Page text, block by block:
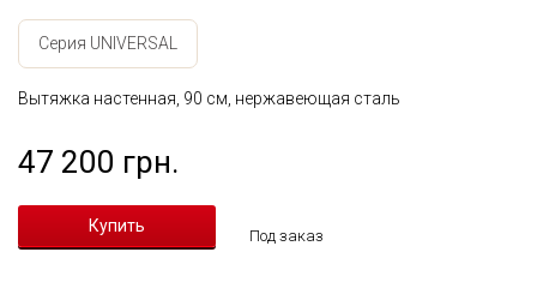
Серия UNIVERSAL
Вытяжка настенная, 90 см, нержавеющая сталь
47 200 грн.
Под заказ